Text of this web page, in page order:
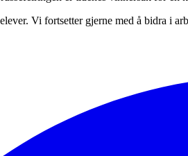
Vi fortsetter gjerne med å bidra i